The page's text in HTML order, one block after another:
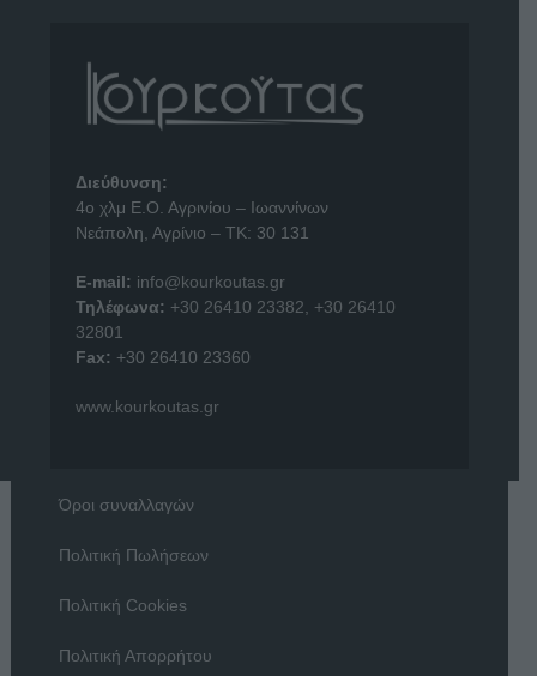
Διεύθυνση:
4o χλμ Ε.Ο. Αγρινίου – Ιωαννίνων
Νεάπολη, Αγρίνιο – ΤΚ: 30 131
E-mail: info@kourkoutas.gr
Τηλέφωνα: +30 26410 23382
+30 26410
32801
Fax: +30 26410 23360
www.kourkoutas.gr
Όροι συναλλαγών
Πολιτική Πωλήσεων
Πολιτική Cookies
Πολιτική Απορρήτου